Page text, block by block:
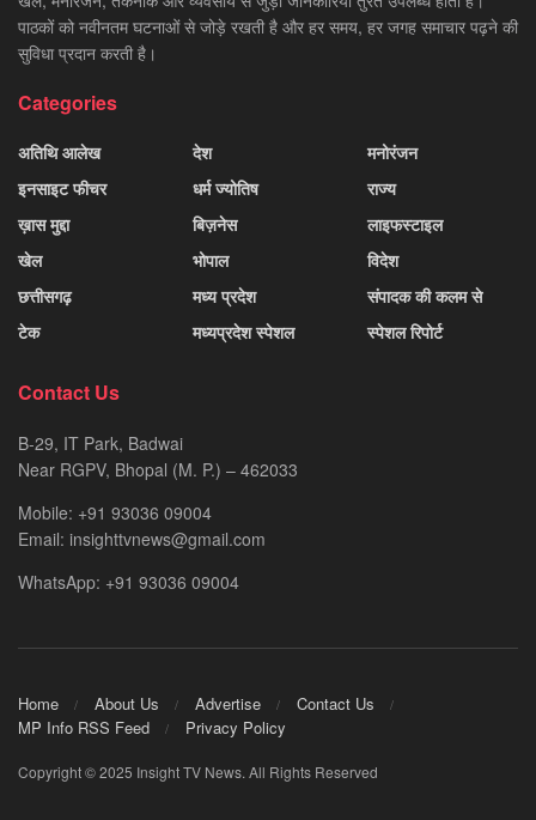
पाठकों को नवीनतम घटनाओं से जोड़े रखती है और हर समय, हर जगह समाचार पढ़ने की
सुविधा प्रदान करती है।
Categories
अतिथि आलेख
इनसाइट फीचर
ख़ास मुद्दा
खेल
छत्तीसगढ़
टेक
देश
धर्म ज्योतिष
बिज़नेस
भोपाल
मध्य प्रदेश
मध्यप्रदेश स्पेशल
मनोरंजन
राज्य
लाइफस्टाइल
विदेश
संपादक की कलम से
स्पेशल रिपोर्ट
Contact Us
B-29, IT Park, Badwai
Near RGPV, Bhopal (M. P.) – 462033
Mobile: +91 93036 09004
Email: insighttvnews@gmail.com
WhatsApp: +91 93036 09004
Home About Us Advertise
Contact Us
MP Info RSS Feed
Privacy Policy
Copyright © 2025 Insight TV News. All Rights Reserved